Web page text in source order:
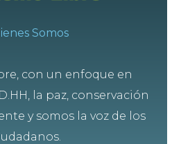
Somos
con un enfoque en
la paz, conservación
y somos la voz de los